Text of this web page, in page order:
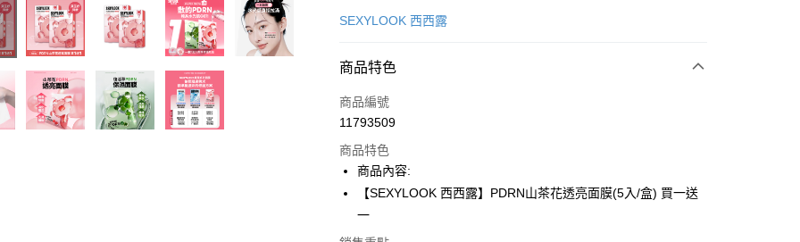
信用卡一次付款
Apple Pay
街口支付
悠遊付
Google Pay
SEXYLOOK 西西露
商品特色
商品編號
11793509
商品特色
商品內容:
【SEXYLOOK 西西露】PDRN山茶花透亮面膜(5入/盒) 買一送
一